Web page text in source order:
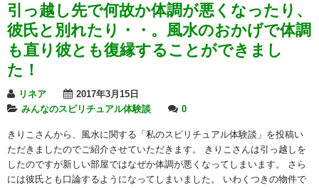
引っ越し先で何故か体調が悪くなったり、
彼氏と別れたり・・。風水のおかげで体調
も直り彼とも復縁することができまし
た！
リネア
2017年3月15日
みんなのスピリチュアル体験談
0
きりこさんから、風水に関する「私のスピリチュアル体験談」を投稿い
ただきましたのでご紹介させていただきます。 きりこさんは引っ越しを
したのですが新しい部屋ではなぜか体調が悪くなってしまいます。 さら
には彼氏とも口論するようになってしまいました。 いわくつきの物件で